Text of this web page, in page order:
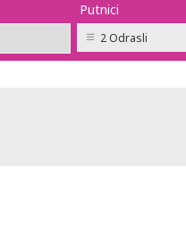
Putnici
2 Odrasli